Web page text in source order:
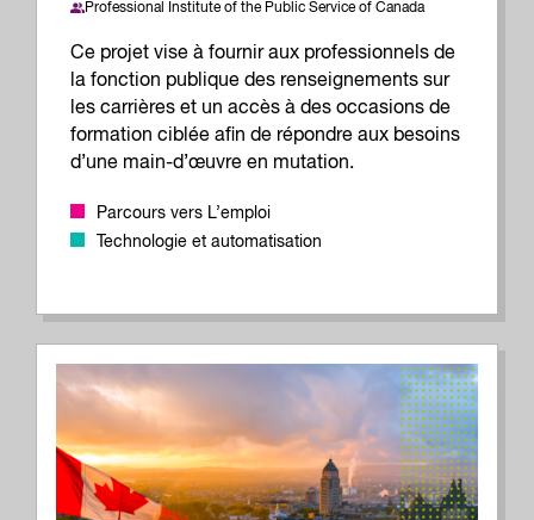
Professional Institute of the Public Service of Canada
Ce projet vise à fournir aux professionnels de
la fonction publique des renseignements sur
les carrières et un accès à des occasions de
formation ciblée afin de répondre aux besoins
d’une main-d’œuvre en mutation.
Parcours vers L’emploi
Technologie et automatisation